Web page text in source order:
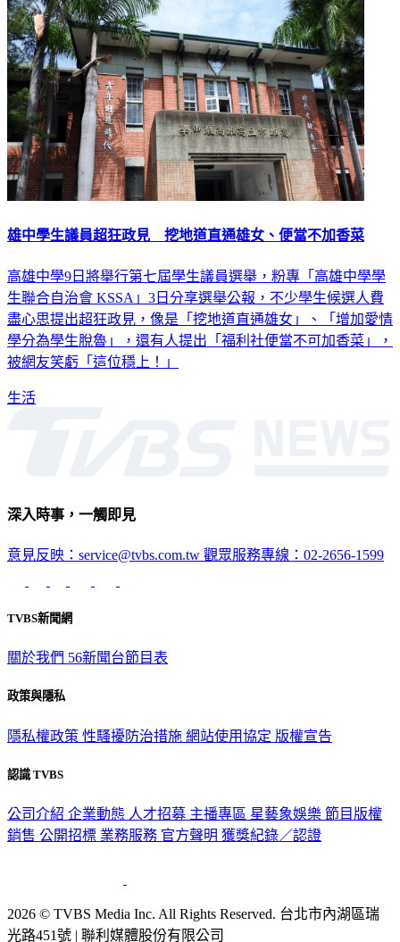
雄中學生議員超狂政見 挖地道直通雄女、便當不加香菜
高雄中學9日將舉行第七屆學生議員選舉，粉專「高雄中學學
生聯合自治會 KSSA」3日分享選舉公報，不少學生候選人費
盡心思提出超狂政見，像是「挖地道直通雄女」、「增加愛情
學分為學生脫魯」，還有人提出「福利社便當不可加香菜」，
被網友笑虧「這位穩上！」
生活
深入時事，一觸即見
意見反映：service@tvbs.com.tw 觀眾服務專線：02-2656-1599
TVBS新聞網
關於我們 56新聞台節目表
政策與隱私
隱私權政策 性騷擾防治措施 網站使用協定 版權宣告
認識 TVBS
公司介紹 企業動態 人才招募 主播專區 星藝象娛樂 節目版權
銷售 公開招標 業務服務 官方聲明 獲獎紀錄／認證
2026 © TVBS Media Inc. All Rights Reserved. 台北市內湖區瑞
光路451號 | 聯利媒體股份有限公司